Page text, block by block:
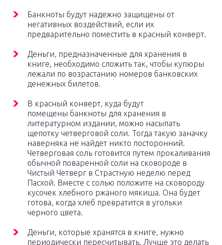
Банкноты будут надежно защищены от
негативных воздействий, если их
предварительно поместить в красный конверт.
Деньги, предназначенные для хранения в
книге, необходимо сложить так, чтобы купюры
лежали по возрастанию номеров банковских
денежных билетов.
В красный конверт, куда будут
помещены банкноты для хранения в
литературном издании, можно насыпать
щепотку четверговой соли. Тогда такую заначку
наверняка не найдет никто посторонний.
Четверговая соль готовится путем прокаливания
обычной поваренной соли на сковороде в
Чистый Четверг в Страстную неделю перед
Пасхой. Вместе с солью положите на сковороду
кусочек хлебного ржаного мякиша. Она будет
готова, когда хлеб превратится в угольки
черного цвета.
Деньги, которые хранятся в книге, нужно
периодически пересчитывать. Лучше это делать